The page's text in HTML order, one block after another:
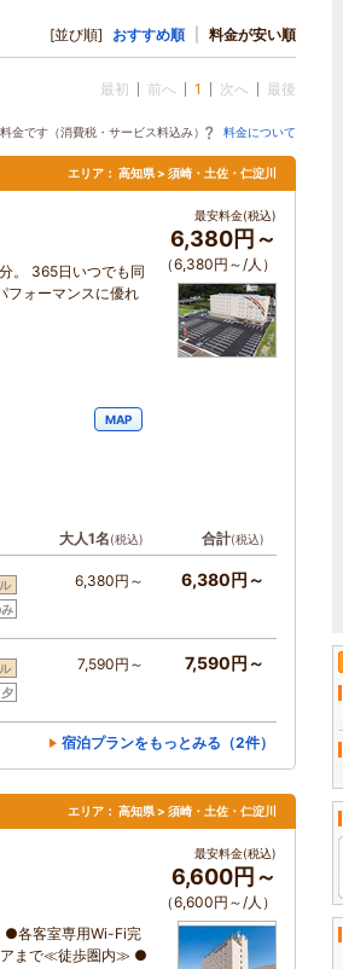
[並び順] おすすめ順 料金が安い順
最初 前へ 1 次へ 最後
金です（消費税・サービス料込み） 料金について
エリア： 高知県 > 須崎・土佐・仁淀川
。 365日いつでも同
フォーマンスに優れ
MAP
最安料金(税込)
6,380円～
（6,380円～/人）
大人1名(税込) 合計(税込)
6,380円～ 6,380円～
7,590円～ 7,590円～
宿泊プランをもっとみる（2件）
エリア： 高知県 > 須崎・土佐・仁淀川
●各客室専用Wi-Fi完
アまで≪徒歩圏内≫ ●
最安料金(税込)
6,600円～
（6,600円～/人）